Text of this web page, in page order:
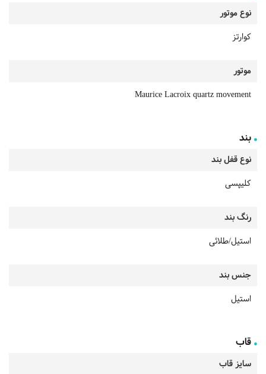
نوع موتور
کوارتز
موتور
Maurice Lacroix quartz movement
بند
نوع قفل بند
کلیپسی
رنگ بند
استیل/طلائی
جنس بند
استیل
قاب
سایز قاب